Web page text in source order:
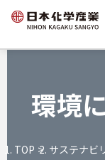
環境
TOP サステナビ